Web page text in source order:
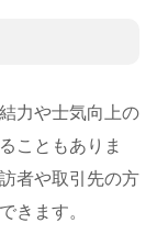
力や士気向上の
こともありま
者や取引先の方
きます。